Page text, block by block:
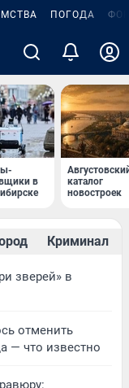
ПОГОДА
в
каталог
новостроек
Криминал
зверей» в
отменить
— что известно